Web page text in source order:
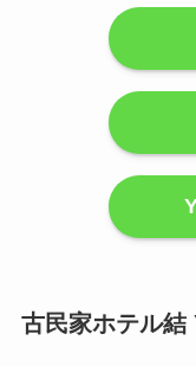
古民家ホテル結